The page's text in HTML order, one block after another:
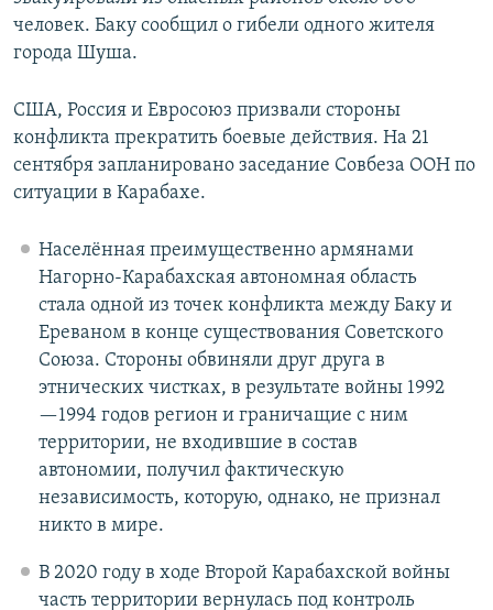
человек. Баку сообщил о гибели одного жителя
города Шуша.
США, Россия и Евросоюз призвали стороны
конфликта прекратить боевые действия. На 21
сентября запланировано заседание Совбеза ООН по
ситуации в Карабахе.
Населённая преимущественно армянами
Нагорно-Карабахская автономная область
стала одной из точек конфликта между Баку и
Ереваном в конце существования Советского
Союза. Стороны обвиняли друг друга в
этнических чистках, в результате войны 1992
—1994 годов регион и граничащие с ним
территории, не входившие в состав
автономии, получил фактическую
независимость, которую, однако, не признал
никто в мире.
В 2020 году в ходе Второй Карабахской войны
часть территории вернулась под контроль